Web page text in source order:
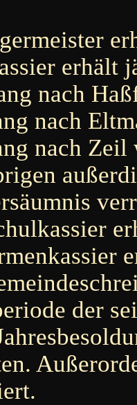
erhält
nach
nach
nach
der